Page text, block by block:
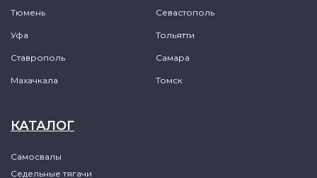
Тюмень Севастополь
Уфа Тольятти
Ставрополь Самара
Махачкала Томск
КАТАЛОГ
Самосвалы
Седельные тягачи